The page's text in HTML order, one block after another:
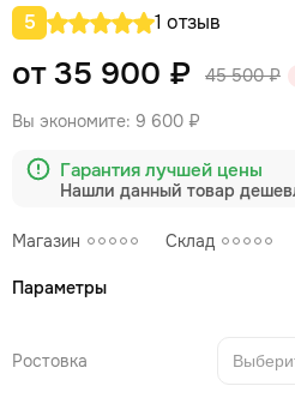
5 1 отзыв
Магазин Склад
45 500 ₽
от 35 900 ₽
Гарантия лучшей цены
Нашли данный товар
Вы экономите: 9 600 ₽
Параметры
Ростовка